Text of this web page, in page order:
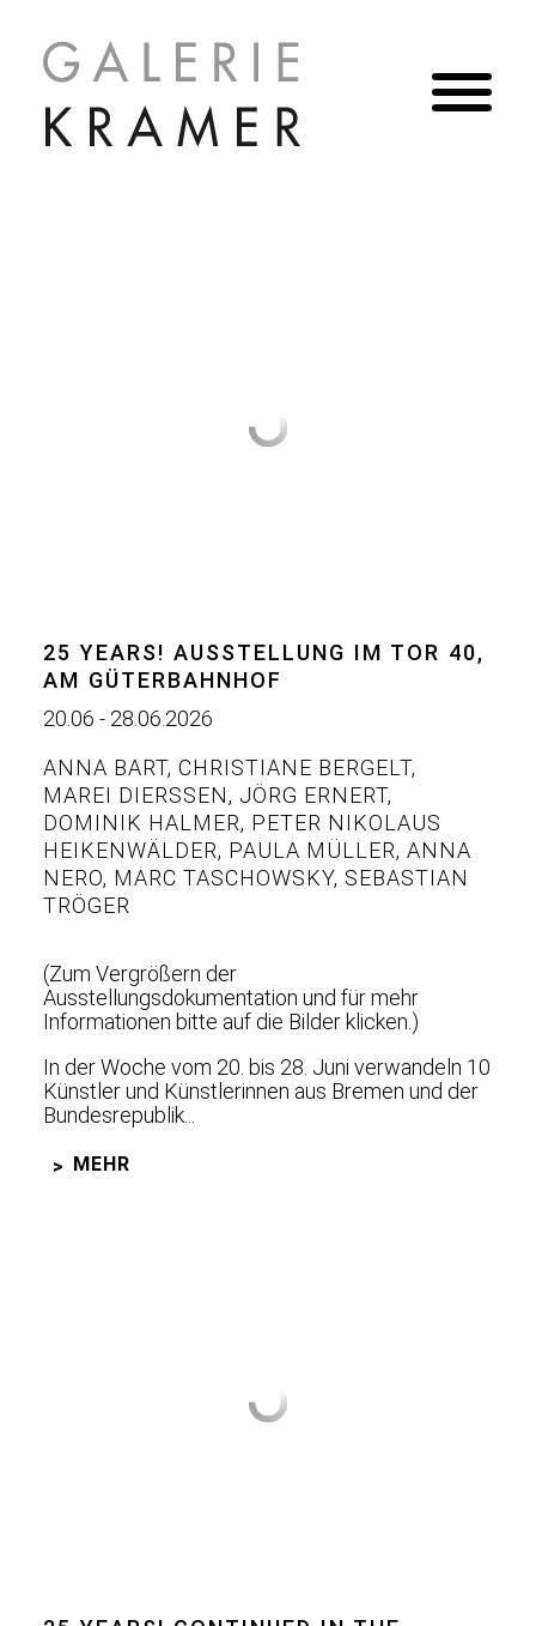
25 YEARS! AUSSTELLUNG IM TOR 40,
AM GÜTERBAHNHOF
20.06 - 28.06.2026
ANNA BART, CHRISTIANE BERGELT,
MAREI DIERSSEN
, JÖRG ERNERT,
DOMINIK HALMER, PETER NIKOLAUS
HEIKENWÄLDER, PAULA MÜLLER, ANNA
NERO, MARC TASCHOWSKY, SEBASTIAN
TRÖGER
(Zum Vergrößern der
Ausstellungsdokumentation und für mehr
Informationen bitte auf die Bilder klicken.)
In der Woche vom 20. bis 28. Juni verwandeln 10
Künstler und Künstlerinnen aus Bremen und der
Bundesrepublik...
MEHR